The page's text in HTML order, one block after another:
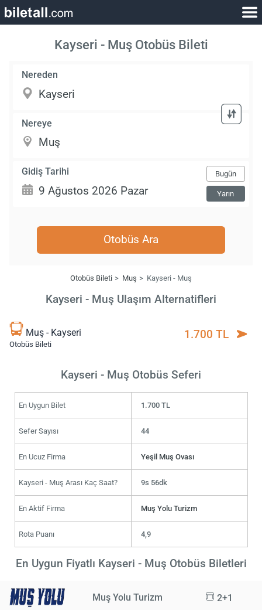
Kayseri - Muş Otobüs Bileti
Nereden
Nereye
Gidiş Tarihi Bugün
Yarın
Otobüs Ara
Otobüs Bileti Muş Kayseri - Muş
Kayseri - Muş Ulaşım Alternatifleri
Muş - Kayseri
Otobüs Bileti
1.700 TL
Kayseri - Muş Otobüs Seferi
En Uygun Bilet 1.700 TL
Sefer Sayısı 44
En Ucuz Firma Yeşil Muş Ovası
Kayseri - Muş Arası Kaç Saat? 9s 56dk
En Aktif Firma Muş Yolu Turizm
Rota Puanı 4,9
En Uygun Fiyatlı Kayseri - Muş Otobüs Biletleri
Muş Yolu Turizm 2+1